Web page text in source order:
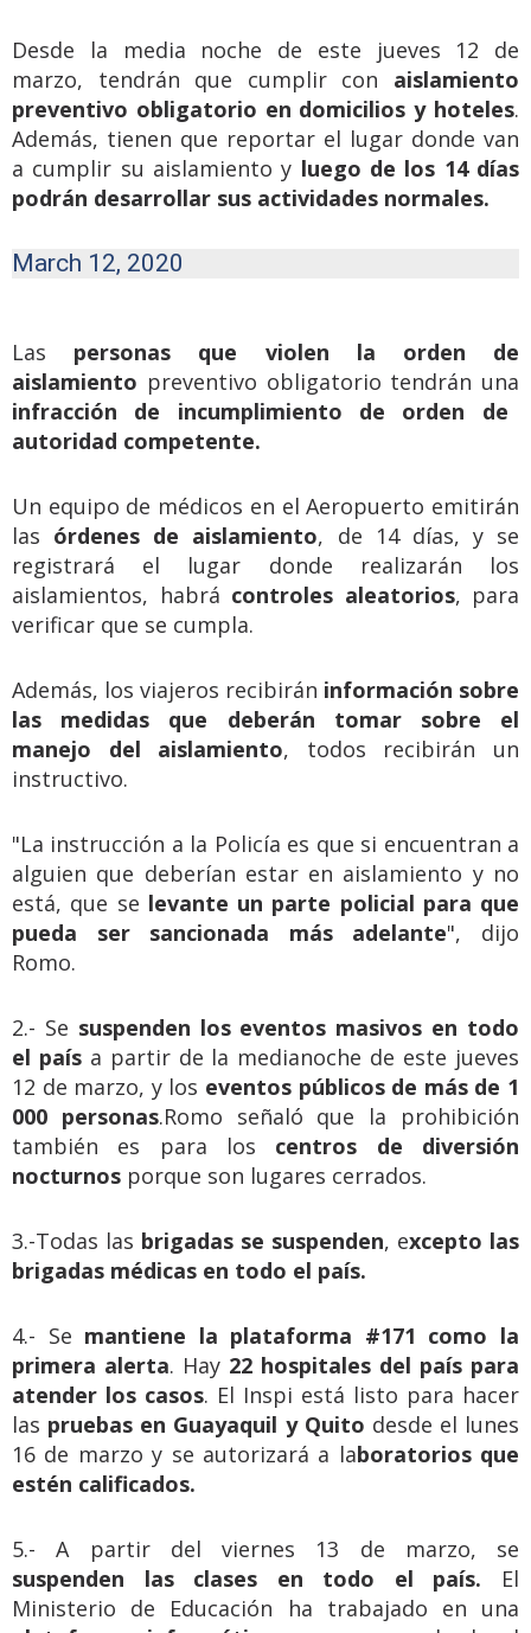
Desde la media noche de este jueves 12 de
marzo, tendrán que cumplir con aislamiento
preventivo obligatorio en domicilios y hoteles.
Además, tienen que reportar el lugar donde van
a cumplir su aislamiento y luego de los 14 días
podrán desarrollar sus actividades normales.
March 12, 2020
Las personas que violen la orden de
aislamiento preventivo obligatorio tendrán una
infracción de incumplimiento de orden de
autoridad competente.
Un equipo de médicos en el Aeropuerto emitirán
las órdenes de aislamiento, de 14 días, y se
registrará el lugar donde realizarán los
aislamientos, habrá controles aleatorios, para
verificar que se cumpla.
Además, los viajeros recibirán información sobre
las medidas que deberán tomar sobre el
manejo del aislamiento, todos recibirán un
instructivo.
"La instrucción a la Policía es que si encuentran a
alguien que deberían estar en aislamiento y no
está, que se levante un parte policial para que
pueda ser sancionada más adelante", dijo
Romo.
2.- Se suspenden los eventos masivos en todo
el paísa partir de la medianoche de este jueves
12 de marzo, y los eventos públicos de más de 1
000 personas.Romo señaló que la prohibición
también es para los centros de diversión
nocturnos porque son lugares cerrados.
3.-Todas las brigadas se suspenden, excepto las
brigadas médicas en todo el país.
4.- Se mantiene la plataforma #171 como la
primera alerta. Hay 22 hospitales del país para
atender los casos. El Inspi está listo para hacer
las pruebas en Guayaquil y Quito desde el lunes
16 de marzo y se autorizará a laboratorios que
estén calificados.
5.- A partir del viernes 13 de marzo, se
suspenden las clases en todo el país. El
Ministerio de Educación ha trabajado en una